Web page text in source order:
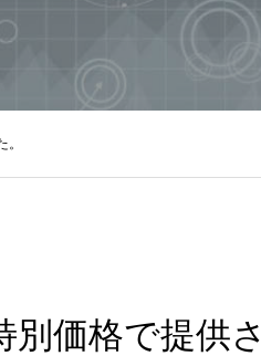
価格で提供さ